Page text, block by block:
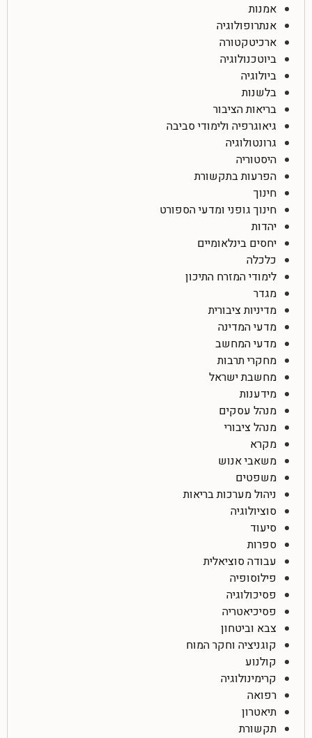
אמנות
אנתרופולוגיה
ארכיטקטורה
ביוטכנולוגיה
ביולוגיה
בלשנות
בריאות הציבור
גיאוגרפיה ולימודי סביבה
גרונטולוגיה
היסטוריה
הפרעות בתקשורת
חינוך
חינוך גופני ומדעי הספורט
יהדות
יחסים בינלאומיים
כלכלה
לימודי המזרח התיכון
מגדר
מדיניות ציבורית
מדעי המדינה
מדעי המחשב
מחקרי תרבות
מחשבת ישראל
מידענות
מנהל עסקים
מנהל ציבורי
מקרא
משאבי אנוש
משפטים
ניהול מערכות בריאות
סוציולוגיה
סיעוד
ספרות
עבודה סוציאלית
פילוסופיה
פסיכולוגיה
פסיכיאטריה
צבא וביטחון
קוגניציה וחקר המוח
קולנוע
קרימינולוגיה
רפואה
תיאטרון
תקשורת